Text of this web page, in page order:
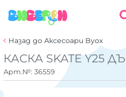
Назад до Аксесоари Byox
КАСКА SKATE Y25
Арт.№: 36559